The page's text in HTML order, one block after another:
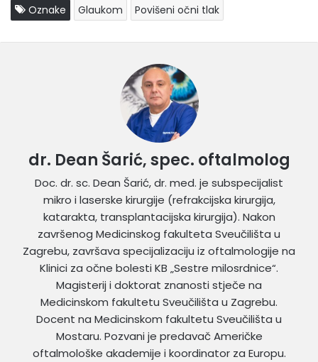
Oznake Glaukom Povišeni očni tlak
dr. Dean Šarić, spec. oftalmolog
Doc. dr. sc. Dean Šarić, dr. med. je subspecijalist
mikro i laserske kirurgije (refrakcijska kirurgija,
katarakta, transplantacijska kirurgija). Nakon
završenog Medicinskog fakulteta Sveučilišta u
Zagrebu, završava specijalizaciju iz oftalmologije na
Klinici za očne bolesti KB „Sestre milosrdnice“.
Magisterij i doktorat znanosti stječe na
Medicinskom fakultetu Sveučilišta u Zagrebu.
Docent na Medicinskom fakultetu Sveučilišta u
Mostaru. Pozvani je predavač Američke
oftalmološke akademije i koordinator za Europu.